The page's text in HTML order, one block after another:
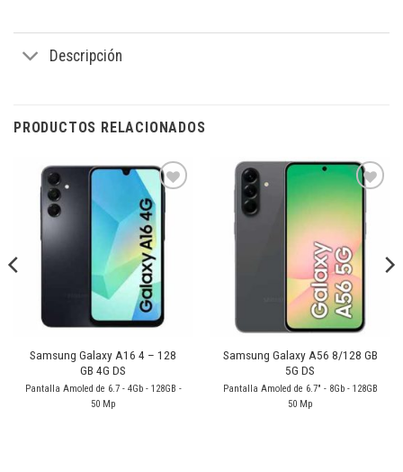
Descripción
PRODUCTOS RELACIONADOS
Añadir
a la
lista de
deseos
Samsung Galaxy A16 4 – 128
GB 4G DS
Pantalla Amoled de 6.7 - 4Gb - 128GB -
50 Mp
Añadir
a la
deseos
Samsung Galaxy A56 8/128 GB
5G DS
Pantalla Amoled de 6.7" - 8Gb - 128GB
50 Mp